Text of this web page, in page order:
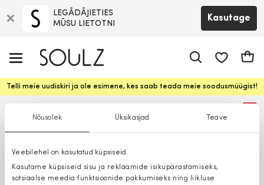
Nõusolek Üksikasjad Teave
Veebilehel on kasutatud küpsiseid.
Kasutame küpsiseid sisu ja reklaamide isikupärastamiseks,
sotsiaalse meedia funktsioonide pakkumiseks ning liikluse
LEGĀDĀJIETIES
MŪSU LIETOTNI
Kasutage
Telli meie uudiskiri ja ole esimene, kes saab teada meie soodusmüügist!